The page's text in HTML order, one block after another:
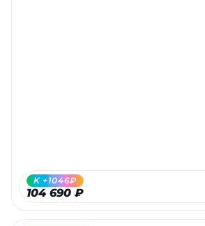
104 690 ₽
K +1046₽